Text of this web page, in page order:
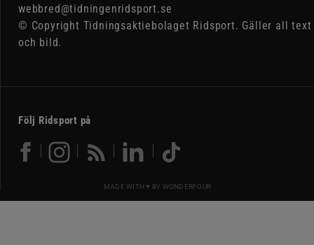
webbred@tidningenridsport.se
© Copyright Tidningsaktiebolaget Ridsport. Gäller all text
och bild.
Följ Ridsport på
MADE WITH ♥ BY WONDERFOUR